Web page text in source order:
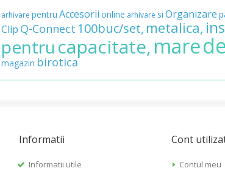
arhivare pentru Accesorii online arhivare si Organizare
Clip Q-Connect 100buc/set, metalica,
pentrucapacitate,marede
magazin birotica
Informatii
Informatii utile
Cont
Contul meu